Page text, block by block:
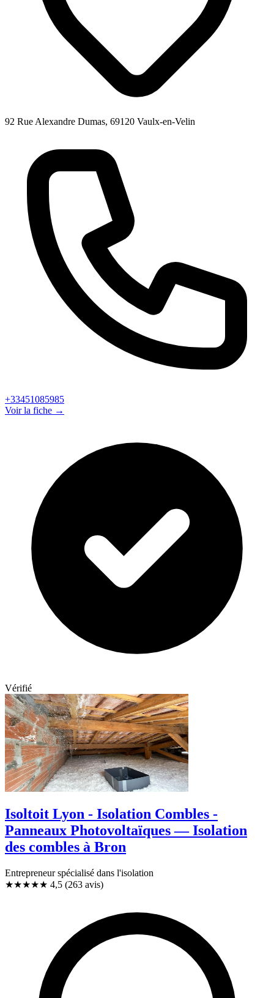
92 Rue Alexandre Dumas, 69120 Vaulx-en-Velin
+33451085985
Voir la fiche →
Vérifié
Isoltoit Lyon - Isolation Combles -
Panneaux Photovoltaïques — Isolation
des combles à Bron
Entrepreneur spécialisé dans l'isolation
★★★★★ 4,5 (263 avis)